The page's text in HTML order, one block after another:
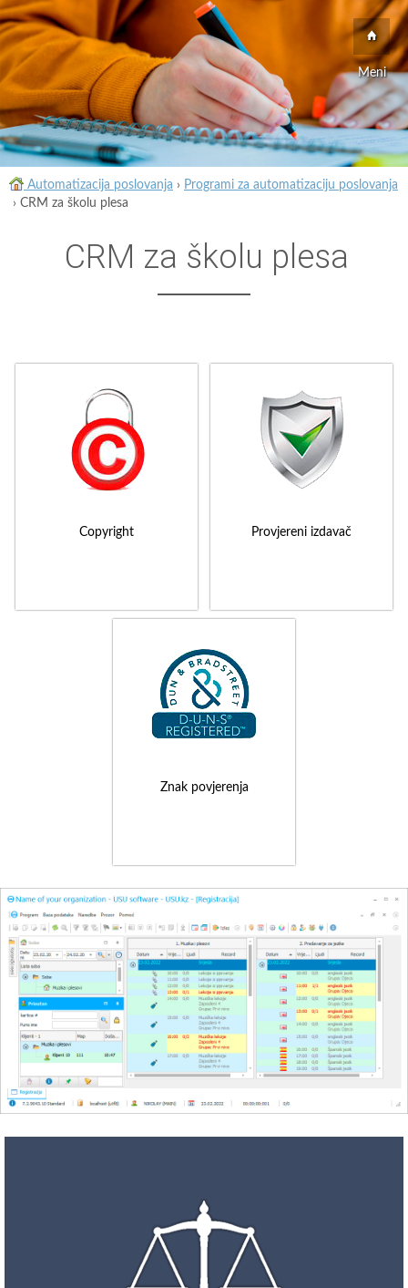
Meni
Automatizacija poslovanja › Programi za automatizaciju poslovanja
› CRM za školu plesa
CRM za školu plesa
Copyright Provjereni izdavač
Znak povjerenja